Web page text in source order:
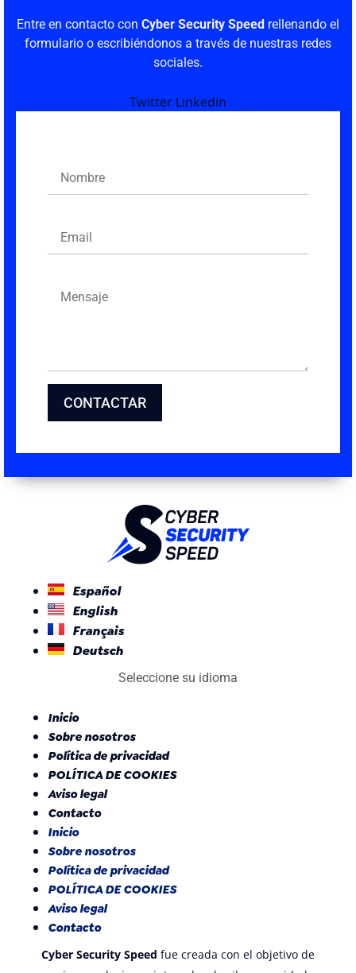
Entre en contacto con Cyber Security Speed rellenando el
formulario o escribiéndonos a través de nuestras redes
sociales.
Twitter Linkedin
CONTACTAR
Español
English
Français
Deutsch
Seleccione su idioma
Inicio
Sobre nosotros
Política de privacidad
POLÍTICA DE COOKIES
Aviso legal
Contacto
Inicio
Sobre nosotros
Política de privacidad
POLÍTICA DE COOKIES
Aviso legal
Contacto
Cyber Security Speed fue creada con el objetivo de